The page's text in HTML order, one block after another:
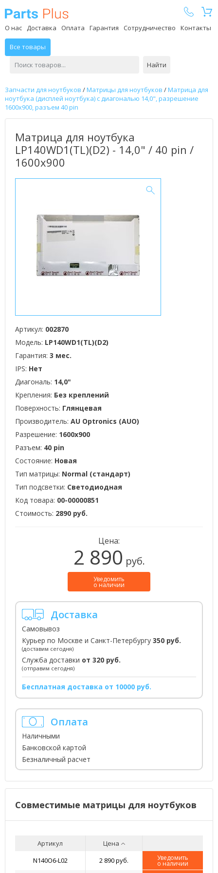
О нас Доставка Оплата Гарантия Сотрудничество Контакты
Все товары
Найти
Запчасти для ноутбуков /Матрицы для ноутбуков /Матрица для
ноутбука (дисплей ноутбука) с диагональю 14,0", разрешение
1600x900, разъем 40 pin
Матрица для ноутбука
LP140WD1(TL)(D2) - 14,0" / 40 pin /
1600x900
Артикул: 002870
Модель: LP140WD1(TL)(D2)
Гарантия: 3 мес.
IPS: Нет
Диагональ: 14,0"
Крепления: Без креплений
Поверхность: Глянцевая
Производитель: AU Optronics (AUO)
Разрешение: 1600x900
Разъем: 40 pin
Состояние: Новая
Тип матрицы: Normal (стандарт)
Тип подсветки: Светодиодная
Код товара: 00-00000851
Стоимость: 2890 руб.
Цена:
2 890 руб.
Уведомить
о наличии
Доставка
Самовывоз
Курьер по Москве и Санкт-Петербургу 350 руб.
(доставим сегодня)
Служба доставки от 320 руб.
(отправим сегодня)
Бесплатная доставка от 10000 руб.
Оплата
Наличными
Банковской картой
Безналичный расчет
Совместимые матрицы для ноутбуков
Артикул
Цена
N140O6-L02
2 890 руб. Уведомить
о наличии